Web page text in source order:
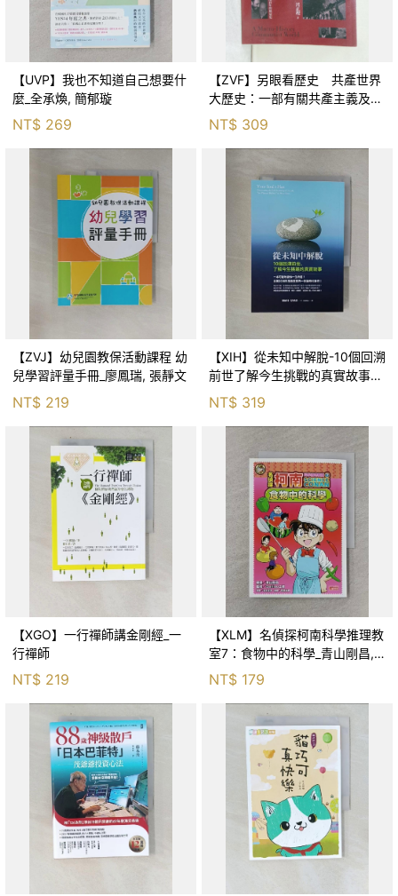
【UVP】我也不知道自己想要什
麼_全承煥, 簡郁璇
NT$ 269
【ZVF】另眼看歷史 共產世界
大歷史：一部有關共產主義及共
產黨兩百年的興衰史_呂正理
NT$ 309
【ZVJ】幼兒園教保活動課程 幼
兒學習評量手冊_廖鳳瑞, 張靜文
NT$ 219
【XIH】從未知中解脫-10個回溯
前世了解今生挑戰的真實故事_
羅伯特．舒
NT$ 319
【XGO】一行禪師講金剛經_一
行禪師
NT$ 219
【XLM】名偵探柯南科學推理教
室7：食物中的科學_青山剛昌,
NT$ 179